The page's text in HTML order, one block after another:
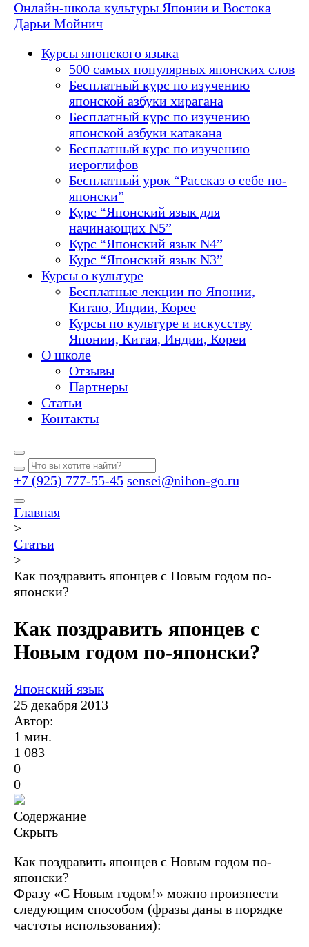
Онлайн-школа культуры Японии и Востока
Дарьи Мойнич
Курсы японского языка
500 самых популярных японских слов
Бесплатный курс по изучению
японской азбуки хирагана
Бесплатный курс по изучению
японской азбуки катакана
Бесплатный курс по изучению
иероглифов
Бесплатный урок “Рассказ о себе по-
японски”
Курс “Японский язык для
начинающих N5”
Курс “Японский язык N4”
Курс “Японский язык N3”
Курсы о культуре
Бесплатные лекции по Японии,
Китаю, Индии, Корее
Курсы по культуре и искусству
Японии, Китая, Индии, Кореи
О школе
Отзывы
Партнеры
Статьи
Контакты
+7 (925) 777-55-45 sensei@nihon-go.ru
Главная
>
Статьи
>
Как поздравить японцев с Новым годом по-
японски?
Как поздравить японцев с
Новым годом по-японски?
Японский язык
25 декабря 2013
Автор:
1 мин.
1 083
0
0
Содержание
Скрыть
Как поздравить японцев с Новым годом по-
японски?
Фразу «С Новым годом!» можно произнести
следующим способом (фразы даны в порядке
частоты использования):